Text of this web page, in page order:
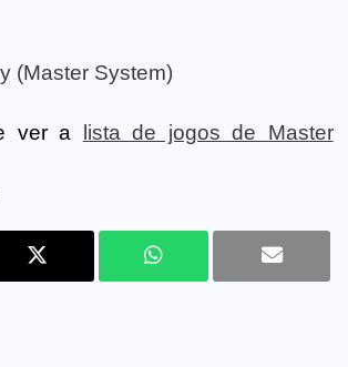
(Master System)
ver a
lista de jogos de Master